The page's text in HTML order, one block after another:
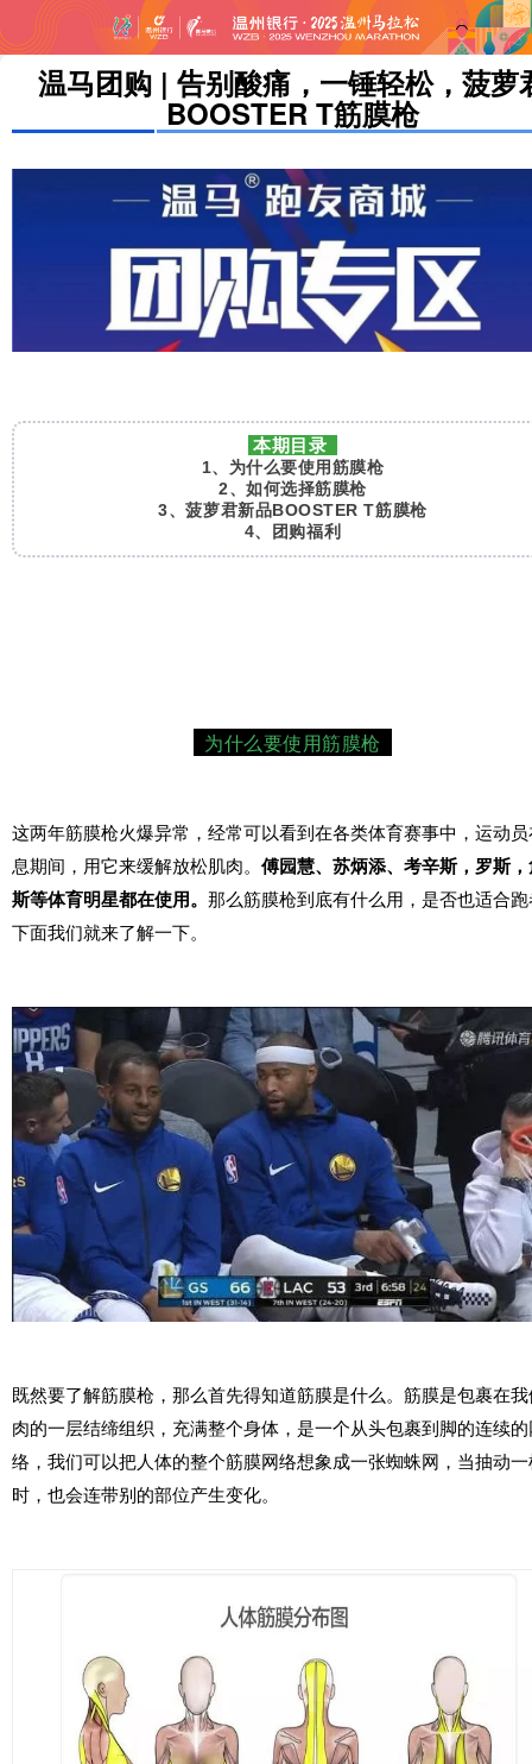
温马团购 | 告别酸痛，一锤轻松，菠萝
BOOSTER T筋膜枪
本期目录
1、为什么要使用筋膜枪
2、如何选择筋膜枪
3、菠萝君新品BOOSTER T筋膜枪
4、团购福利
为什么要使用筋膜枪
这两年筋膜枪火爆异常，经常可以看到在各类体育赛事中，运动
息期间，用它来缓解放松肌肉。 傅园慧、苏炳添、考辛斯，罗斯
斯等体育明星都在使用。 那么筋膜枪到底有什么用，是否也适合
下面我们就来了解一下。
既然要了解筋膜枪，那么首先得知道筋膜是什么。筋膜是包裹在
肉的一层结缔组织，充满整个身体，是一个从头包裹到脚的连续的
络，我们可以把人体的整个筋膜网络想象成一张蜘蛛网，当抽动
时，也会连带别的部位产生变化。